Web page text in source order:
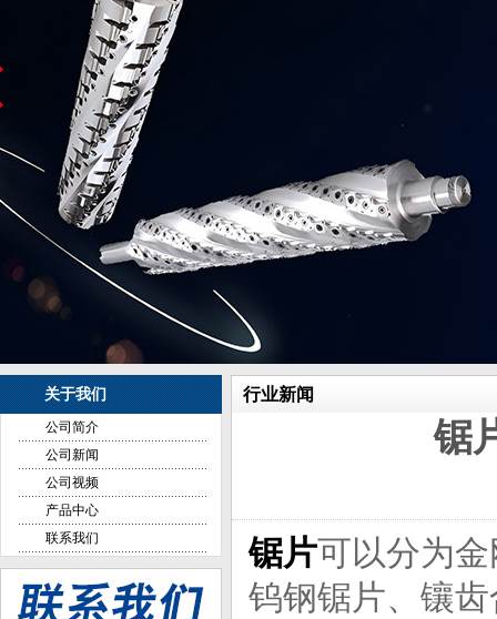
关于我们
公司简介
公司新闻
公司视频
产品中心
联系我们
行业新闻
锯
锯片可以分为
钨钢锯片、镶